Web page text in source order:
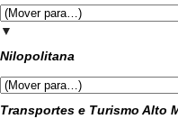
▼
Nilopolitana
Transportes e Turismo Alto